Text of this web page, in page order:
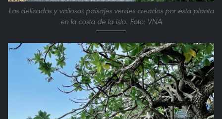
Los delicados y valiosos paisajes verdes creados por esta planta
en la costa de la isla. Foto: VNA